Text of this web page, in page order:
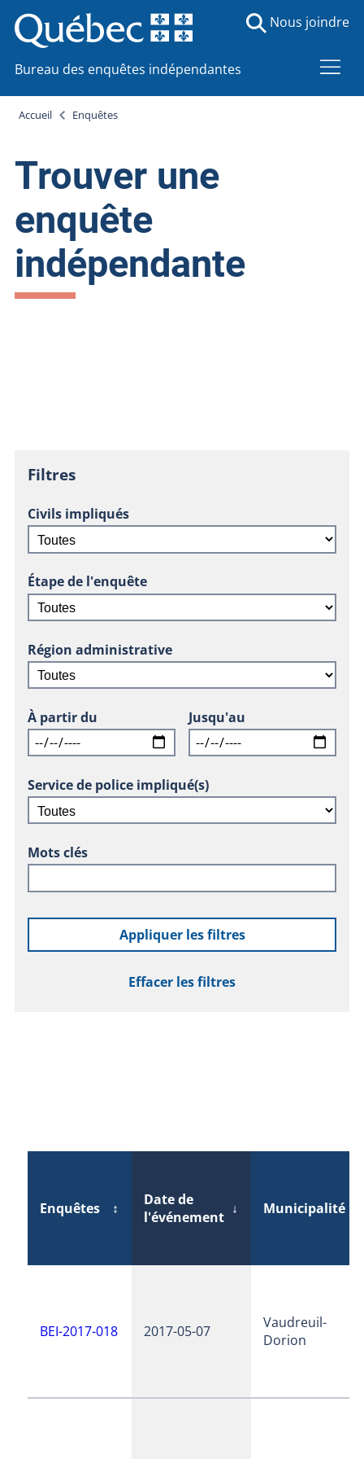
Bureau des enquêtes indépendantes
Nous joindre
Accueil Enquêtes
Trouver une
enquête
indépendante
Filtres
Civils impliqués
Étape de l'enquête
Région administrative
À partir du Jusqu'au
Service de police impliqué(s)
Mots clés
Appliquer les filtres
Effacer les filtres
Enquêtes ↕
Date de
l'événement ↓ Municipalité
BEI-2017-018 2017-05-07
Vaudreuil-
Dorion